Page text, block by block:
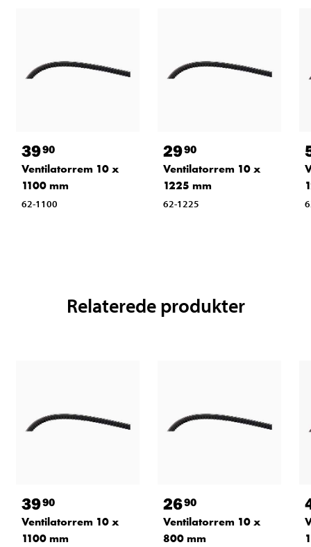
3990
Ventilatorrem 10 x
1100 mm
62-1100
2990
Ventilatorrem 10 x
1225 mm
62-1225
Relaterede produkter
3990
Ventilatorrem 10 x
1100 mm
2690
Ventilatorrem 10 x
800 mm